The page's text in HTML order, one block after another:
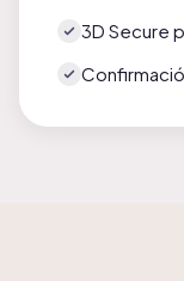
3D Secure